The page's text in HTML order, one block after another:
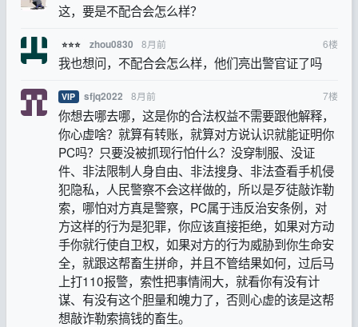
这，要是不配合会怎么样？
⭐⭐⭐ zhou0830 8月前 6楼
我也想问，不配合会怎么样，他们亮出警官证了吗
VIP sfjq2022 8月前 7楼
你想去哪去哪，这是你的合法权益不需要跟他解释，
你心虚啥？就算有转账，就算对方说认识就能证明你
PC吗？只要没被抓现行怕什么？没穿制服、没证
件、非法限制人身自由、非法搜身、非法查看手机侵
犯隐私，人民警察不会这样做的，所以是歹徒敲诈勒
索，哪怕对方真是警察，PC属于违反治安条例，对
方这样的行为是犯罪，你应该直接拒绝，如果对方动
手你就行使自卫权，如果对方的行为威胁到你生命安
全，就跟这帮畜生拼命，并且不管结果如何，过后马
上打110报警，索性把事情闹大，就看你有没有计
谋、有没有这个胆量和魄力了，否则心虚的该是这帮
想敲诈勒索搞钱的畜生。